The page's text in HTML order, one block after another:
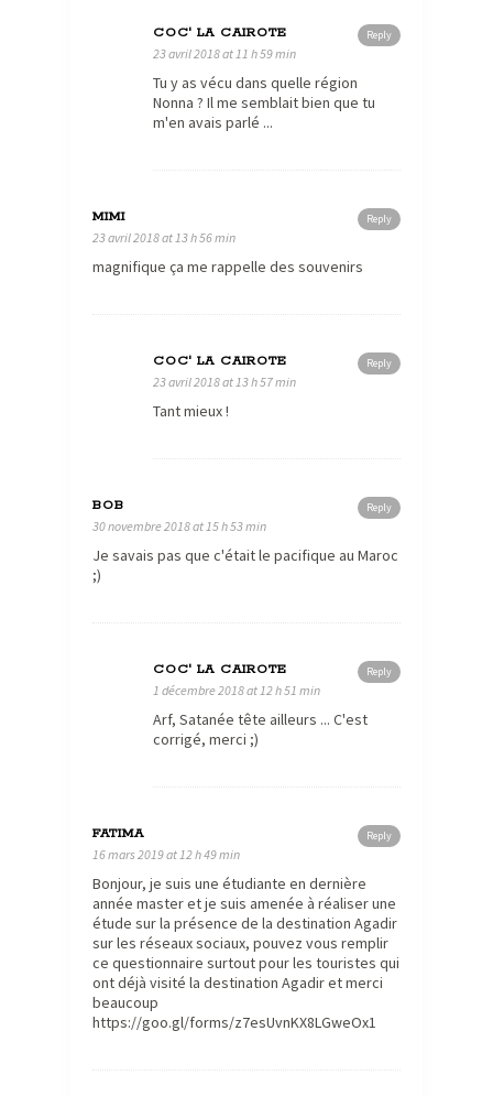
Reply
COC' LA CAIROTE
23 avril 2018 at 11 h 59 min
Tu y as vécu dans quelle région
Nonna ? Il me semblait bien que tu
m'en avais parlé ...
Reply
MIMI
23 avril 2018 at 13 h 56 min
magnifique ça me rappelle des souvenirs
Reply
COC' LA CAIROTE
23 avril 2018 at 13 h 57 min
Tant mieux !
Reply
BOB
30 novembre 2018 at 15 h 53 min
Je savais pas que c'était le pacifique au Maroc
;)
Reply
COC' LA CAIROTE
1 décembre 2018 at 12 h 51 min
Arf, Satanée tête ailleurs ... C'est
corrigé, merci ;)
Reply
FATIMA
16 mars 2019 at 12 h 49 min
Bonjour, je suis une étudiante en dernière
année master et je suis amenée à réaliser une
étude sur la présence de la destination Agadir
sur les réseaux sociaux, pouvez vous remplir
ce questionnaire surtout pour les touristes qui
ont déjà visité la destination Agadir et merci
beaucoup
https://goo.gl/forms/z7esUvnKX8LGweOx1